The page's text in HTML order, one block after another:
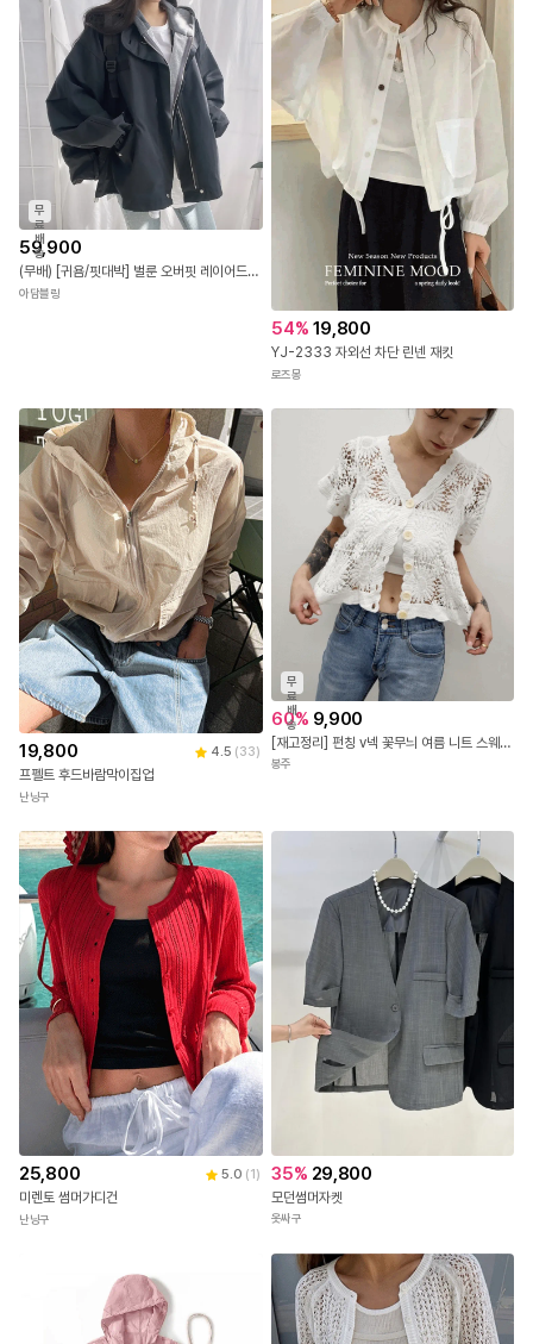
무
료
배
송
59,900
(무배) [귀욤/핏대박] 벌룬 오버핏 레이어드 야상 후드 점퍼
아담블링
54% 19,800
YJ-2333 자외선 차단 린넨 재킷
로즈몽
19,800 4.5 (33)
프펠트 후드바람막이집업
난닝구
무
료
배
송
60% 9,900
[재고정리] 펀칭 v넥 꽃무늬 여름 니트 스웨터 세련된 반팔 블라우스 가디건 탑 5color 데일리룩/캐주얼룩
봉주
25,800 5.0 (1 )
미렌토 썸머가디건
난닝구
35% 29,800
모던썸머자켓
옷싸구